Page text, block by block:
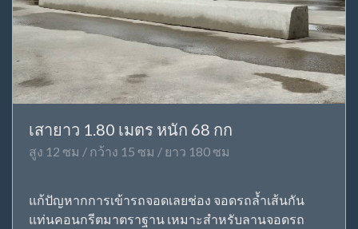
เสายาว 1.80 เมตร หนัก 68 กก
สูง 12 ซม / กว้าง 15 ซม / ยาว 180 ซม
แก้ปัญหากการเข้ารถจอดเลยช่อง จอดรถล้ำเส้นกัน
แท่นคอนกรีตมาตราฐาน เหมาะสำหรับลานจอดรถ